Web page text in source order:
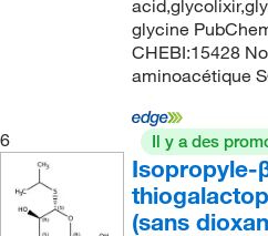
glycine
CHEBI:15428
aminoacétique
6 Il y a des
Isopropyle-
(sans